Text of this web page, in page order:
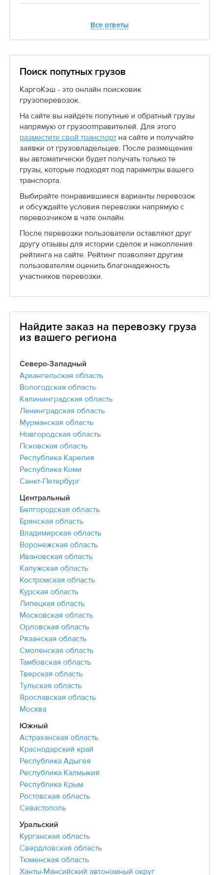
Все ответы
Поиск попутных грузов
КаргоКэш - это онлайн поисковик
грузоперевозок.
На сайте вы найдете попутные и обратный грузы
напрямую от грузоотправителей. Для этого
разместите свой транспортна сайте и получайте
заявки от грузовладельцев. После размещения
вы автоматически будет получать только те
грузы, которые подходят под параметры вашего
транспорта.
Выбирайте понравившиеся варианты перевозок
и обсуждайте условия перевозки напрямую с
перевозчиком в чате онлайн.
После перевозки пользователи оставляют друг
другу отзывы для истории сделок и накопления
рейтинга на сайте. Рейтинг позволяет другим
пользователям оценить благонадежность
участников перевозки.
Найдите заказ на перевозку груза
из вашего региона
Северо-Западный
Архангельская область
Вологодская область
Калининградская область
Ленинградская область
Мурманская область
Новгородская область
Псковская область
Республика Карелия
Республика Коми
Санкт-Петербург
Центральный
Белгородская область
Брянская область
Владимирская область
Воронежская область
Ивановская область
Калужская область
Костромская область
Курская область
Липецкая область
Московская область
Орловская область
Рязанская область
Смоленская область
Тамбовская область
Тверская область
Тульская область
Ярославская область
Москва
Южный
Астраханская область
Краснодарский край
Республика Адыгея
Республика Калмыкия
Республика Крым
Ростовская область
Севастополь
Уральский
Курганская область
Свердловская область
Тюменская область
Ханты-Мансийский автономный округ